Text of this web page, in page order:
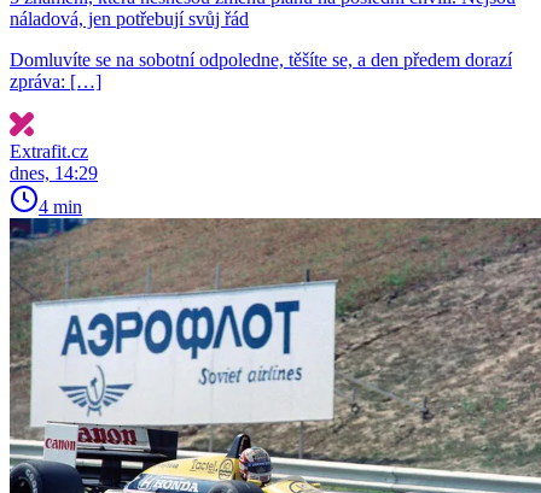
náladová, jen potřebují svůj řád
Domluvíte se na sobotní odpoledne, těšíte se, a den předem dorazí
zpráva: […]
Extrafit.cz
dnes, 14:29
4 min